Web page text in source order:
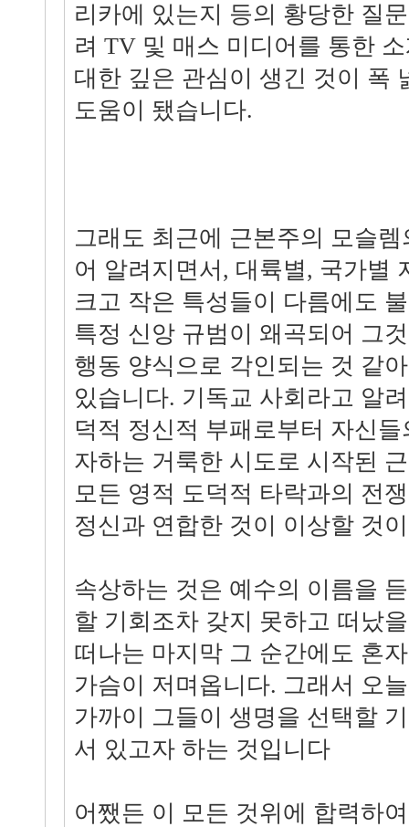
리카에 있는지 등의 황당한 질
려 TV 및 매스 미디어를 통한
대한 깊은 관심이 생긴 것이 폭
도움이 됐습니다.
그래도 최근에 근본주의 모슬
어 알려지면서, 대륙별, 국가별
크고 작은 특성들이 다름에도
특정 신앙 규범이 왜곡되어 그
행동 양식으로 각인되는 것 같
있습니다. 기독교 사회라고 알
덕적 정신적 부패로부터 자신
자하는 거룩한 시도로 시작된
모든 영적 도덕적 타락과의 전
정신과 연합한 것이 이상할 것
속상하는 것은 예수의 이름을
할 기회조차 갖지 못하고 떠났
떠나는 마지막 그 순간에도 혼
가슴이 저며옵니다. 그래서 오
가까이 그들이 생명을 선택할
서 있고자 하는 것입니다
어쨌든 이 모든 것위에 합력하